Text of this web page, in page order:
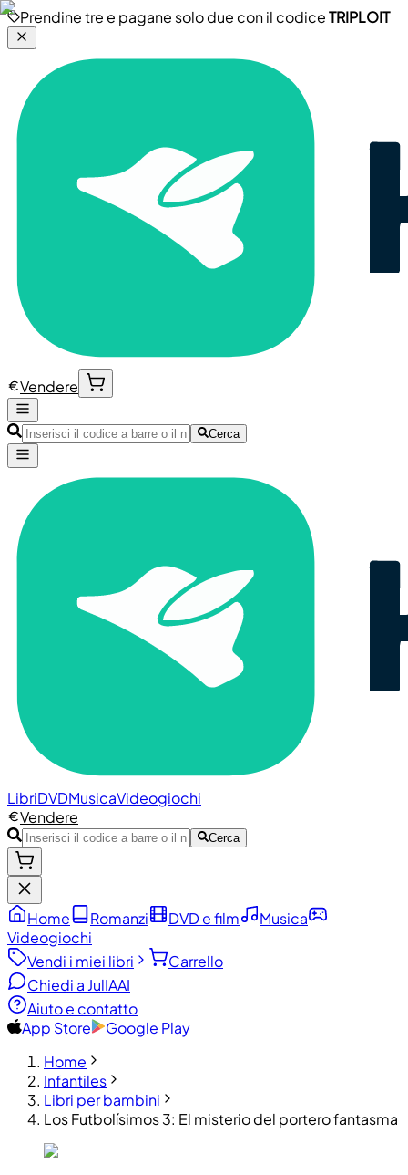
Prendine tre e pagane solo due con il codiceTRIPLOIT
Vendere
Cerca
LibriDVDMusicaVideogiochi
Vendere
Cerca
Home Romanzi DVD e film
Musica
Videogiochi
Vendi i miei libri
Carrello
Chiedi a JulIAAI
Aiuto e contatto
App Store
Google Play
Home
Infantiles
Libri per bambini
Los Futbolísimos 3: El misterio del portero fantasma